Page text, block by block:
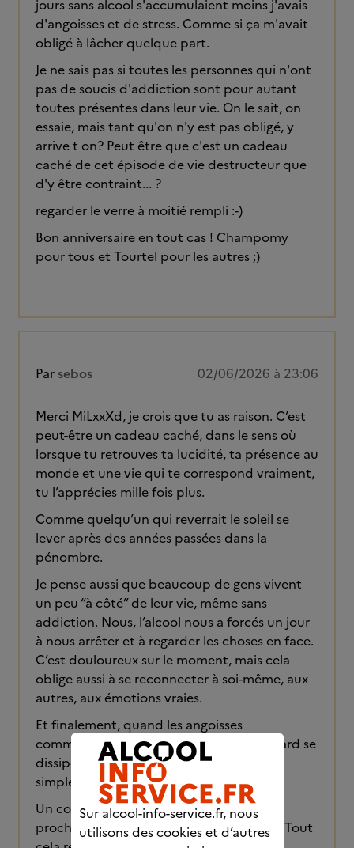
jours sans alcool s'accumulaient moins j'avais
d'angoisses et de stress. Comme si ça m'avait
obligé à lâcher quelque part.
Je ne sais pas si toutes les personnes qui n'ont
pas de soucis d'addiction sont pour autant
toutes présentes dans leur vie. On le sait, on
essaie, mais tant qu'on n'y est pas obligé, y
arrive t on? Peut être que c'est un cadeau
caché de cet épisode de vie destructeur que
d'y être contraint... ?
regarder le verre à moitié rempli :-)
Bon anniversaire en tout cas ! Champomy
pour tous et Tourtel pour les autres ;)
Par sebos 02/06/2026 à 23:06
Merci MiLxxXd, je crois que tu as raison. C’est
peut-être un cadeau caché, dans le sens où
lorsque tu retrouves ta lucidité, ta présence au
monde et une vie qui te correspond vraiment,
tu l’apprécies mille fois plus.
Comme quelqu’un qui reverrait le soleil se
lever après des années passées dans la
pénombre.
Je pense aussi que beaucoup de gens vivent
un peu “à côté” de leur vie, même sans
addiction. Nous, l’alcool nous a forcés un jour
à nous arrêter et à regarder les choses en face.
C’est douloureux sur le moment, mais cela
oblige aussi à se reconnecter à soi-même, aux
autres, aux émotions vraies.
Et finalement, quand les angoisses
commencent à s’apaiser et que le brouillard se
dissipe, on redécouvre des choses toutes
simples avec une intensité incroyable.
Un coucher de soleil, une soirée avec des
proches, une musique, un repas, un rire… Tout
Sur alcool-info-service.fr, nous
utilisons des cookies et d’autres